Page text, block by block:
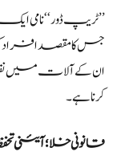
’’ٹریپ ڈور‘‘ نامی
جس کا مقصد
ان کے آلات میں
کرنا ہے۔
قانونی خلا؛ آئینی